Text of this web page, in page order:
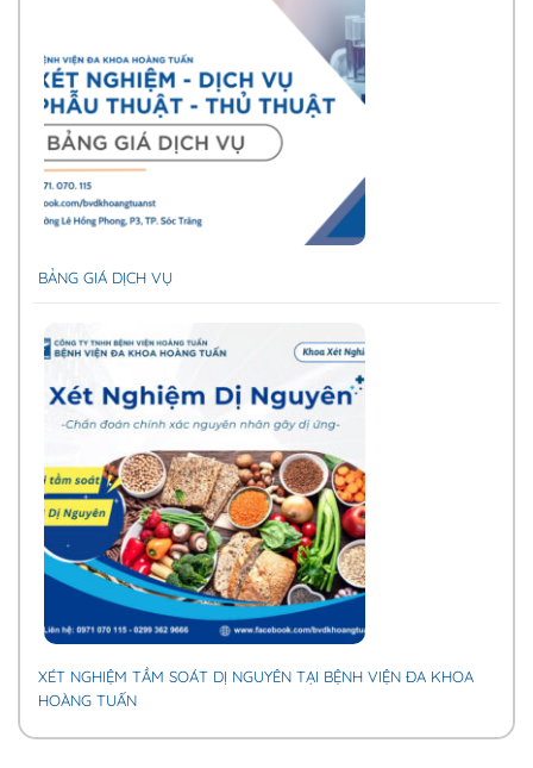
BẢNG GIÁ DỊCH VỤ
XÉT NGHIỆM TẦM SOÁT DỊ NGUYÊN TẠI BỆNH VIỆN ĐA KHOA
HOÀNG TUẤN